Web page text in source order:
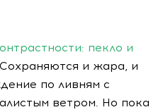
пекло и
и жара, и
по ливням с
ветром. Но пока